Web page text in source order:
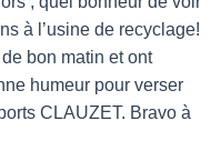
à l’usine de recyclage!
bon matin et ont
humeur pour verser
CLAUZET. Bravo à